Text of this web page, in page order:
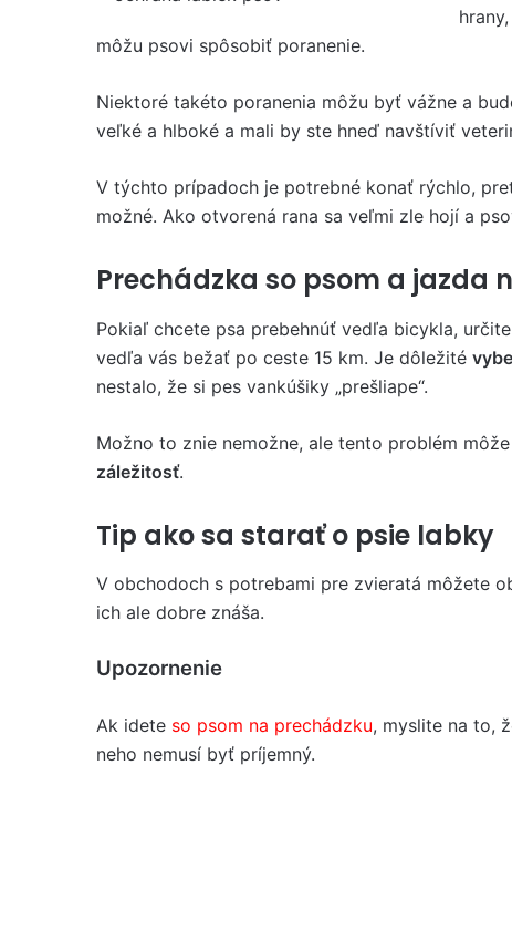
môžu psovi spôsobiť poranenie.
Niektoré takéto poranenia môžu byť vážne a
veľké a hlboké a mali by ste hneď navštíviť
V týchto prípadoch je potrebné konať rýchlo,
možné. Ako otvorená rana sa veľmi zle hojí a
Prechádzka so psom a jazda
Pokiaľ chcete psa prebehnúť vedľa bicykla,
vedľa vás bežať po ceste 15 km. Je dôležité
nestalo, že si pes vankúšiky „prešliape“.
Možno to znie nemožne, ale tento problém
záležitosť.
Tip ako sa starať o psie labky
V obchodoch s potrebami pre zvieratá môžete
ich ale dobre znáša.
Upozornenie
Ak idete so psom na prechádzku, myslite na to,
neho nemusí byť príjemný.